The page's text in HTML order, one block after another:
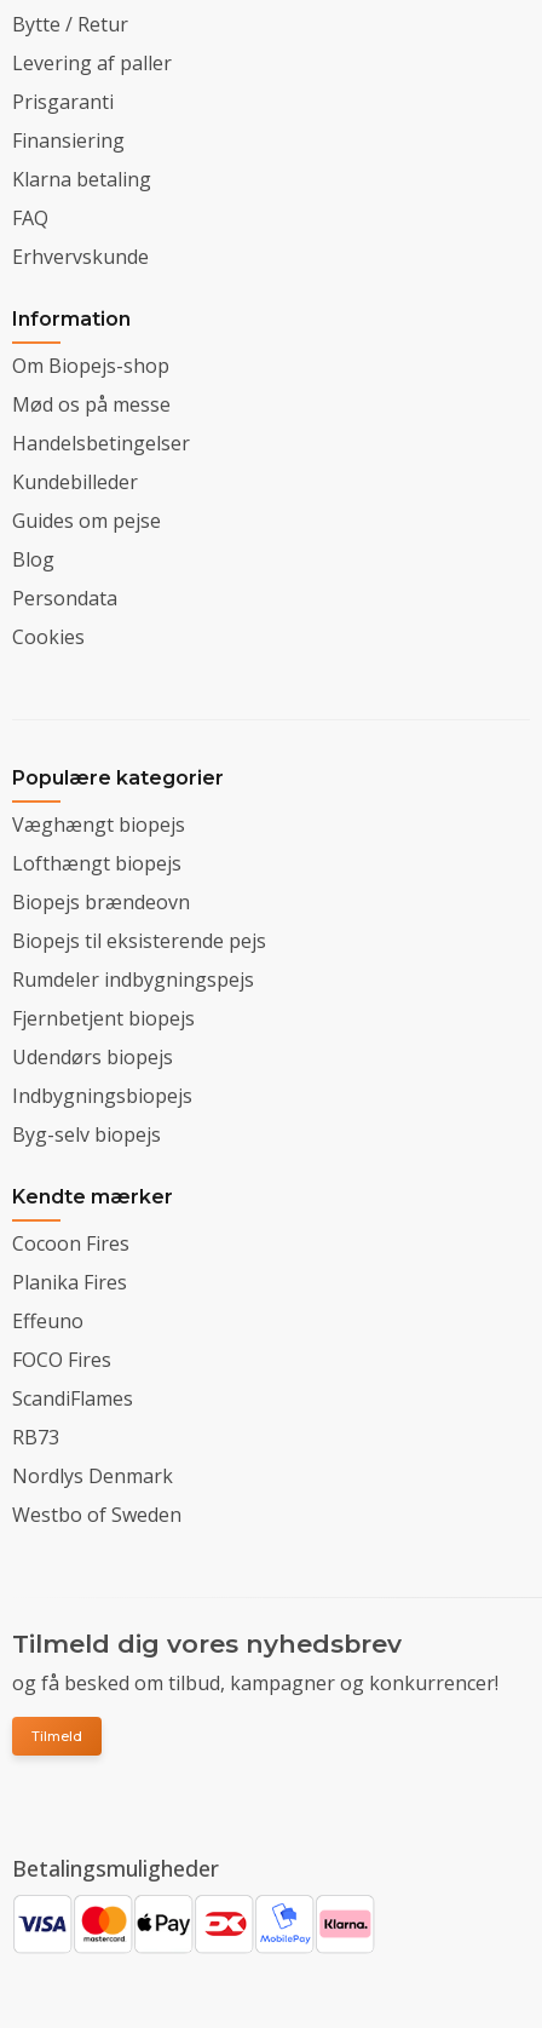
Bytte / Retur
Levering af paller
Prisgaranti
Finansiering
Klarna betaling
FAQ
Erhvervskunde
Information
Om Biopejs-shop
Mød os på messe
Handelsbetingelser
Kundebilleder
Guides om pejse
Blog
Persondata
Cookies
Populære kategorier
Væghængt biopejs
Lofthængt biopejs
Biopejs brændeovn
Biopejs til eksisterende pejs
Rumdeler indbygningspejs
Fjernbetjent biopejs
Udendørs biopejs
Indbygningsbiopejs
Byg-selv biopejs
Kendte mærker
Cocoon Fires
Planika Fires
Effeuno
FOCO Fires
ScandiFlames
RB73
Nordlys Denmark
Westbo of Sweden
Tilmeld dig vores nyhedsbrev
og få besked om tilbud, kampagner og konkurrencer!
Tilmeld
Betalingsmuligheder